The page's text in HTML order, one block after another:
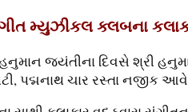
મ્યુઝીકલ ક્લબના
જયંતીના દિવસે શ્રી
પદ્મનાથ ચાર રસ્તા નજીક